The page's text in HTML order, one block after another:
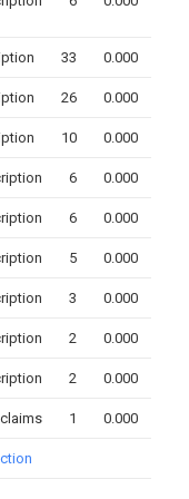
33 0.000
26 0.000
10 0.000
6 0.000
6 0.000
5 0.000
3 0.000
2 0.000
2 0.000
claims 1 0.000